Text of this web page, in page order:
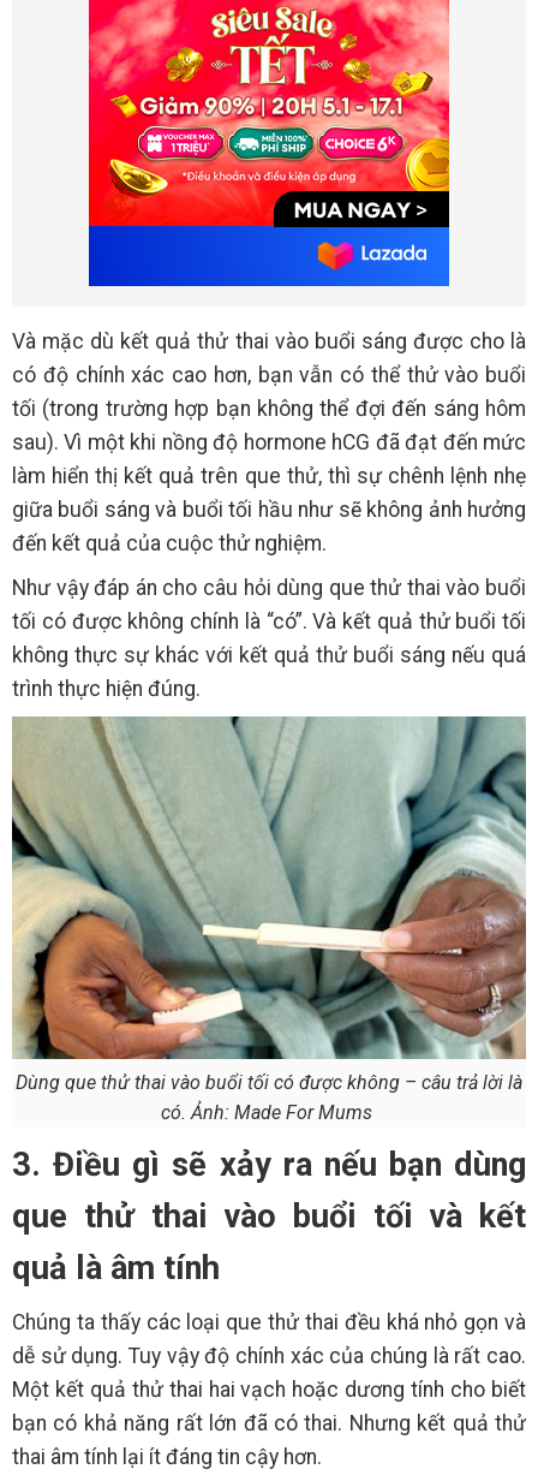
Và mặc dù kết quả thử thai vào buổi sáng được cho là
có độ chính xác cao hơn, bạn vẫn có thể thử vào buổi
tối (trong trường hợp bạn không thể đợi đến sáng hôm
sau). Vì một khi nồng độ hormone hCG đã đạt đến mức
làm hiển thị kết quả trên que thử, thì sự chênh lệnh nhẹ
giữa buổi sáng và buổi tối hầu như sẽ không ảnh hưởng
đến kết quả của cuộc thử nghiệm.
Như vậy đáp án cho câu hỏi dùng que thử thai vào buổi
tối có được không chính là “có”. Và kết quả thử buổi tối
không thực sự khác với kết quả thử buổi sáng nếu quá
trình thực hiện đúng.
Dùng que thử thai vào buổi tối có được không – câu trả lời là
có. Ảnh: Made For Mums
3. Điều gì sẽ xảy ra nếu bạn dùng
que thử thai vào buổi tối và kết
quả là âm tính
Chúng ta thấy các loại que thử thai đều khá nhỏ gọn và
dễ sử dụng. Tuy vậy độ chính xác của chúng là rất cao.
Một kết quả thử thai hai vạch hoặc dương tính cho biết
bạn có khả năng rất lớn đã có thai. Nhưng kết quả thử
thai âm tính lại ít đáng tin cậy hơn.